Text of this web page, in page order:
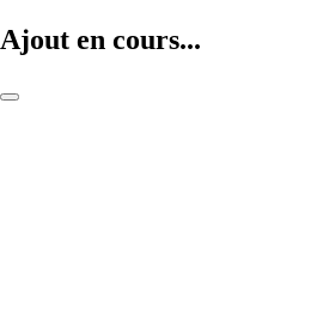
Ajout en cours...